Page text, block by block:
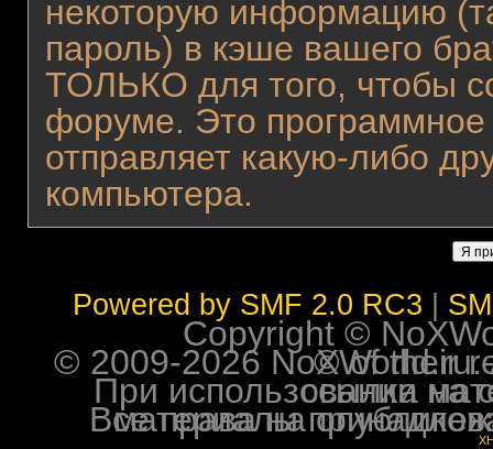
некоторую информацию
пароль) в кэше вашего
ТОЛЬКО для того, чтобы
форуме. Это программное
отправляет какую-либо
компьютера.
Powered by SMF 2.0 RC3
Copyright ©
© 2009-2026 NoXWorld.ru. All
При использовании
Все права на опубликованные на форуме